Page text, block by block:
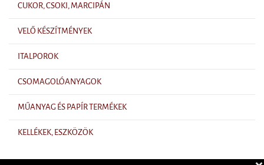
CUKOR, CSOKI, MARCIPÁN
VELŐ KÉSZÍTMÉNYEK
ITALPOROK
CSOMAGOLÓANYAGOK
MŰANYAG ÉS PAPÍR TERMÉKEK
KELLÉKEK, ESZKÖZÖK